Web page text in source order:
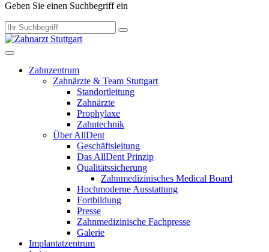
Geben Sie einen Suchbegriff ein
Zahnzentrum
Zahnärzte & Team Stuttgart
Standortleitung
Zahnärzte
Prophylaxe
Zahntechnik
Über AllDent
Geschäftsleitung
Das AllDent Prinzip
Qualitätssicherung
Zahnmedizinisches Medical Board
Hochmoderne Ausstattung
Fortbildung
Presse
Zahnmedizinische Fachpresse
Galerie
Implantatzentrum